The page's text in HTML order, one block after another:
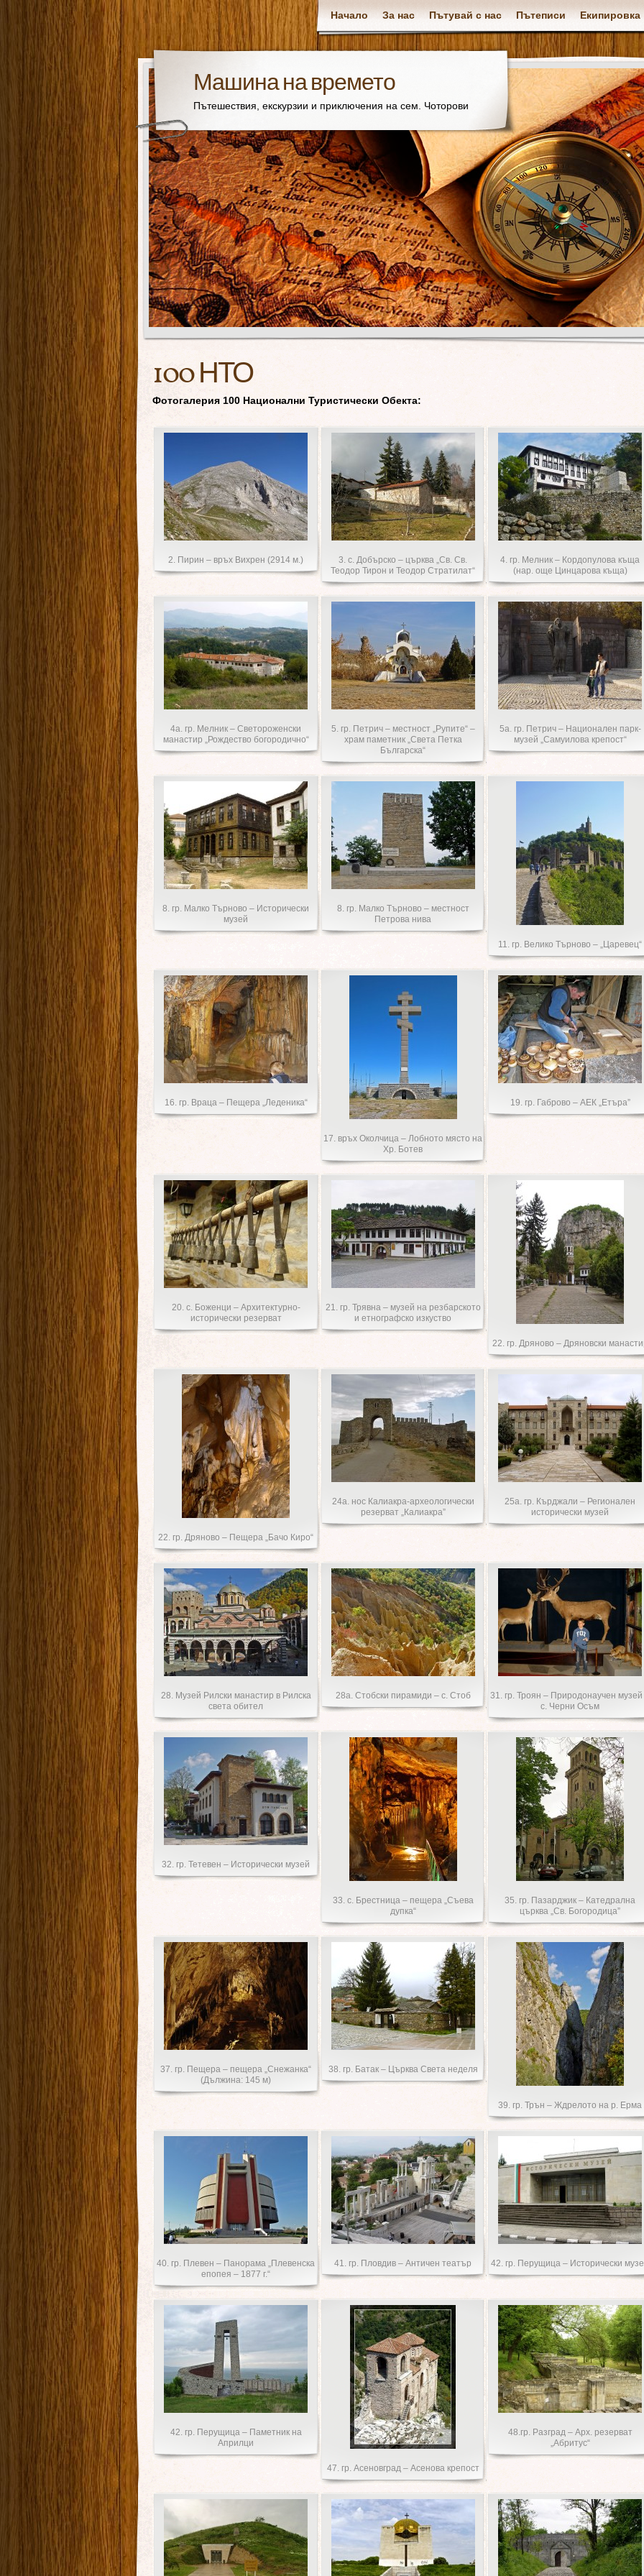
Начало За нас Пътувай с нас Пътеписи Екипировка
Машина на времето
Пътешествия, екскурзии и приключения на сем. Чоторови
100 НТО
Фотогалерия 100 Национални Туристически Обекта:
2. Пирин – връх Вихрен (2914 м.)
3. с. Добърско – църква „Св. Св.
Теодор Тирон и Теодор Стратилат“
4. гр. Мелник – Кордопулова къща
(нар. още Цинцарова къща)
4a. гр. Мелник – Светороженски
манастир „Рождество богородично“
5. гр. Петрич – местност „Рупите“ –
храм паметник „Света Петка
Българска“
5a. гр. Петрич – Национален парк-
музей „Самуилова крепост“
8. гр. Малко Търново – Исторически
музей
8. гр. Малко Търново – местност
Петрова нива
11. гр. Велико Търново – „Царевец“
16. гр. Враца – Пещера „Леденика“
17. връх Околчица – Лобното място на
Хр. Ботев
19. гр. Габрово – АЕК „Етъра”
20. с. Боженци – Архитектурно-
исторически резерват
21. гр. Трявна – музей на резбарското
и етнографско изкуство
22. гр. Дряново – Дряновски
22. гр. Дряново – Пещера „Бачо Киро“
24а. нос Калиакра-археологически
резерват „Калиакра”
25a. гр. Кърджали – Регионален
исторически музей
28. Музей Рилски манастир в Рилска
света обител
28а. Стобски пирамиди – с. Стоб
31. гр. Троян – Природонаучен
с. Черни Осъм
32. гр. Тетевен – Исторически музей
33. с. Брестница – пещера „Съева
дупка“
35. гр. Пазарджик – Катедрална
църква „Св. Богородица”
37. гр. Пещера – пещера „Снежанка“
(Дължина: 145 м)
38. гр. Батак – Църква Света неделя
39. гр. Трън – Ждрелото на р. Ерма
40. гр. Плевен – Панорама „Плевенска
епопея – 1877 г.“
41. гр. Пловдив – Античен театър 42. гр. Перущица – Исторически
42. гр. Перущица – Паметник на
Априлци
47. гр. Асеновград – Асенова крепост
48.гр. Разград – Арх. резерват
„Абритус“